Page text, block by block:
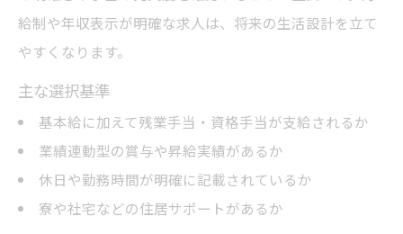
給制や年収表示が明確な求人は、将来の生活設計を立て
やすくなります。
主な選択基準
基本給に加えて残業手当・資格手当が支給されるか
業績連動型の賞与や昇給実績があるか
休日や勤務時間が明確に記載されているか
寮や社宅などの住居サポートがあるか